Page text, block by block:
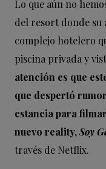
Lo que aún no
del resort donde su
complejo hotelero
piscina privada y
atención es que
que despertó
estancia para
nuevo reality,Soy
través de Netflix.